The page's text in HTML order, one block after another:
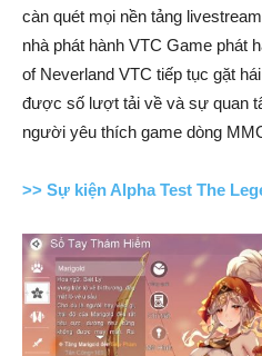
càn quét mọi nền tảng
nhà phát hành VTC Game phát
of Neverland VTC tiếp tục gặt
được số lượt tải về và sự quan
người yêu thích game dòng
>> Sự kiện Alpha Test The